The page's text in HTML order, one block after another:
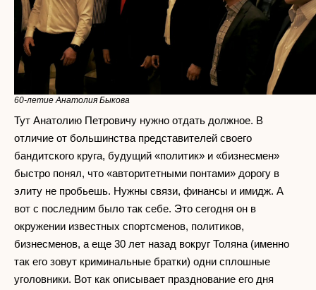
60-летие Анатолия Быкова
Тут Анатолию Петровичу нужно отдать должное. В
отличие от большинства представителей своего
бандитского круга, будущий «политик» и «бизнесмен»
быстро понял, что «авторитетными понтами» дорогу в
элиту не пробьешь. Нужны связи, финансы и имидж. А
вот с последним было так себе. Это сегодня он в
окружении известных спортсменов, политиков,
бизнесменов, а еще 30 лет назад вокруг Толяна (именно
так его зовут криминальные братки) одни сплошные
уголовники. Вот как описывает празднование его дня